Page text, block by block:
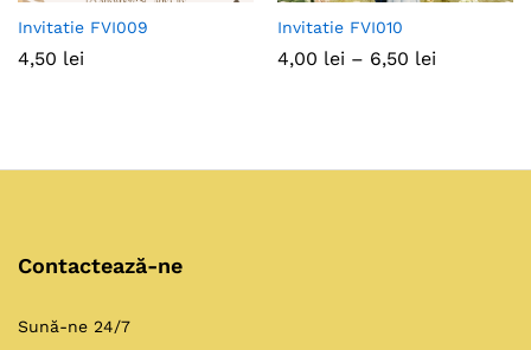
Invitatie FVI009
4,50 lei
Invitatie FVI010
4,00 lei – 6,50 lei
6,50 lei
Contactează-ne
Sună-ne 24/7